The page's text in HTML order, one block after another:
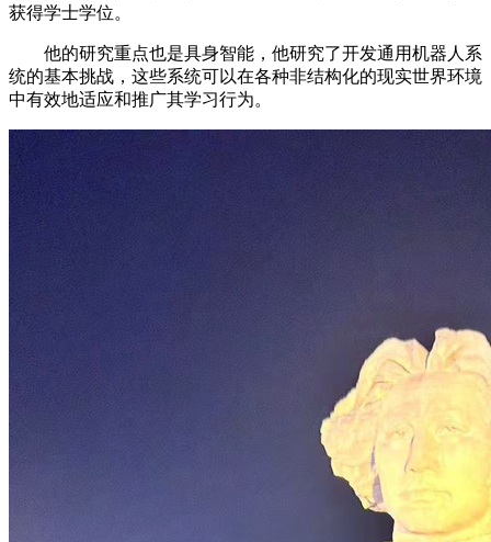
获得学士学位。
他的研究重点也是具身智能，他研究了开发通用机器人系
统的基本挑战，这些系统可以在各种非结构化的现实世界环境
中有效地适应和推广其学习行为。